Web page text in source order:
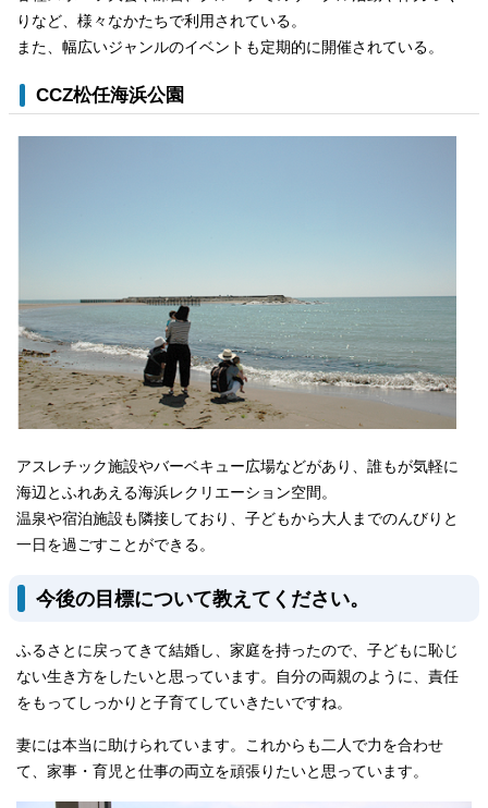
りなど、様々なかたちで利用されている。
また、幅広いジャンルのイベントも定期的に開催されている。
CCZ松任海浜公園
アスレチック施設やバーベキュー広場などがあり、誰もが気軽に
海辺とふれあえる海浜レクリエーション空間。
温泉や宿泊施設も隣接しており、子どもから大人までのんびりと
一日を過ごすことができる。
今後の目標について教えてください。
ふるさとに戻ってきて結婚し、家庭を持ったので、子どもに恥じ
ない生き方をしたいと思っています。自分の両親のように、責任
をもってしっかりと子育てしていきたいですね。
妻には本当に助けられています。これからも二人で力を合わせ
て、家事・育児と仕事の両立を頑張りたいと思っています。